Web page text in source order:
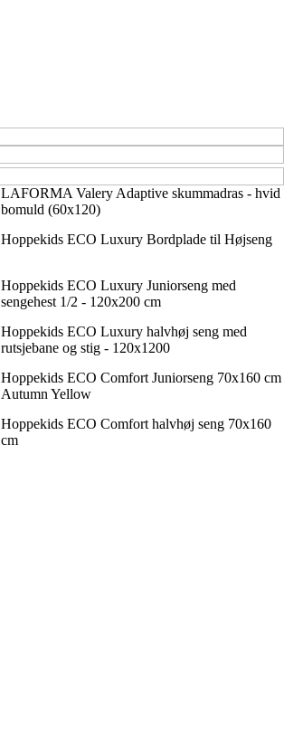
LAFORMA Valery Adaptive skummadras - hvid
bomuld (60x120)
Hoppekids ECO Luxury Bordplade til Højseng
Hoppekids ECO Luxury Juniorseng med
sengehest 1/2 - 120x200 cm
Hoppekids ECO Luxury halvhøj seng med
rutsjebane og stig - 120x1200
Hoppekids ECO Comfort Juniorseng 70x160 cm
Autumn Yellow
Hoppekids ECO Comfort halvhøj seng 70x160
cm